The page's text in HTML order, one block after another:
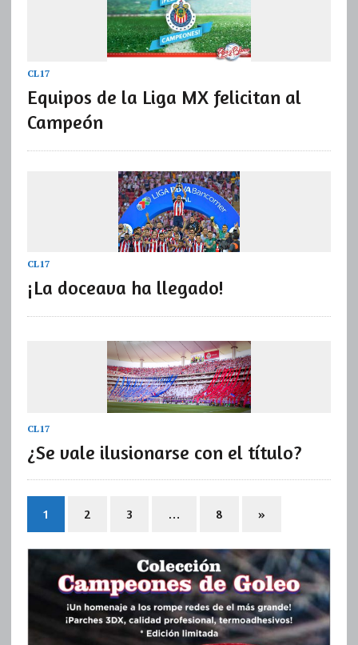
CL17
Equipos de la Liga MX felicitan al
Campeón
CL17
¡La doceava ha llegado!
CL17
¿Se vale ilusionarse con el título?
1 2 3 … 8 »